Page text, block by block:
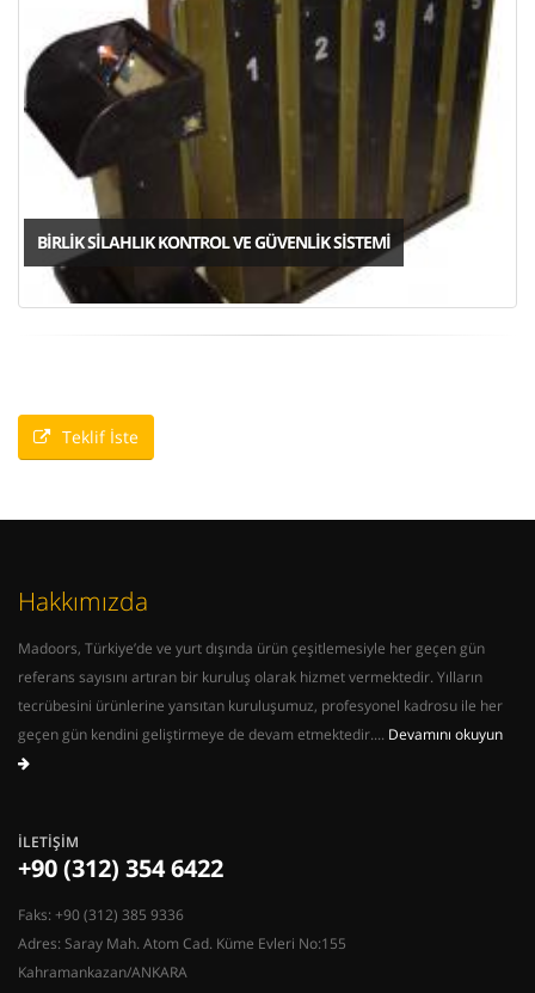
BIRLIK SILAHLIK KONTROL VE GÜVENLIK SISTEMI
Teklif İste
Hakkımızda
Madoors, Türkiye’de ve yurt dışında ürün çeşitlemesiyle her geçen gün
referans sayısını artıran bir kuruluş olarak hizmet vermektedir. Yılların
tecrübesini ürünlerine yansıtan kuruluşumuz, profesyonel kadrosu ile her
geçen gün kendini geliştirmeye de devam etmektedir.... Devamını okuyun
İLETIŞIM
+90 (312) 354 6422
Faks: +90 (312) 385 9336
Adres: Saray Mah. Atom Cad. Küme Evleri No:155
Kahramankazan/ANKARA